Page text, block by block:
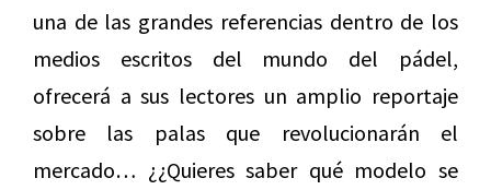
una de las grandes referencias dentro de los
medios escritos del mundo del pádel,
ofrecerá a sus lectores un amplio reportaje
sobre las palas que revolucionarán el
mercado… ¿¿Quieres saber qué modelo se